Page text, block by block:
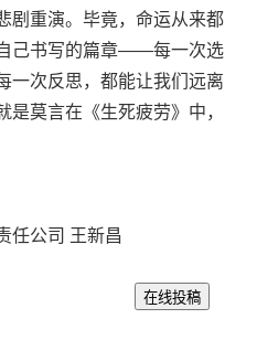
剧重演。毕竟，命运从来都
己书写的篇章——每一次选
一次反思，都能让我们远离
莫言在《生死疲劳》中，
任公司 王新昌